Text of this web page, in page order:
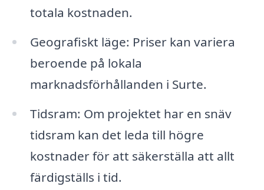
totala kostnaden.
Geografiskt läge: Priser kan variera
beroende på lokala
marknadsförhållanden i Surte.
Tidsram: Om projektet har en snäv
tidsram kan det leda till högre
kostnader för att säkerställa att allt
färdigställs i tid.